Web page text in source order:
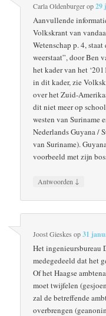
Carla Oldenburgerop29
Aanvullende
Volkskrant van
Wetenschap p. 4,
weerstaat”, door Ben
het kader van het
in dit kader, zie
over het Zuid-
dit niet meer op
westen van Suriname
Nederlands Guyana /
van Suriname).
voorbeeld met zijn
Antwoorden ↓
Joost Gieskes op31
Het ingenieursbureau
medegedeeld dat het
Of het Haagse
moet twijfelen
zal de betreffende
overbrengen